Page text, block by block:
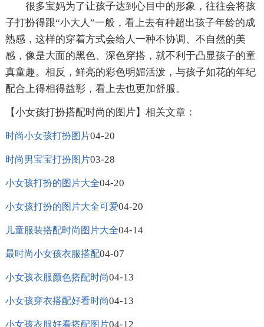
很多宝妈为了让孩子达到心目中的形象，往往会将孩
子打扮得跟“小大人”一般，看上去有种超出孩子年龄的成
熟感，这样的穿着方式会给人一种不协调、不自然的美
感，像是大面的黑色、深色穿搭，就不利于凸显孩子的童
真童趣。相反，鲜亮的彩色明媚活泼，与孩子如花的年纪
配合上得相得益彰，看上去也更加舒服。
【小女孩打扮搭配时尚的图片】相关文章：
时尚小女孩打扮图片04-20
时尚男宝宝打扮图片03-28
小女孩打扮的图片大全04-20
小女孩打扮的图片大全可爱04-20
儿童服装搭配时尚图片大全04-14
最时尚小女孩衣服搭配04-07
小女孩衣服颜色搭配时尚04-13
小女孩穿衣搭配好看时尚04-13
小女孩衣服好看搭配图片04-12